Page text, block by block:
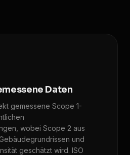
Daten
gemessene Scope 1-
wobei Scope 2 aus
und
geschätzt wird. ISO